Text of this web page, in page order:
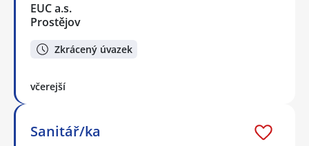
EUC a.s.
Prostějov
Zkrácený úvazek
včerejší
Sanitář/ka